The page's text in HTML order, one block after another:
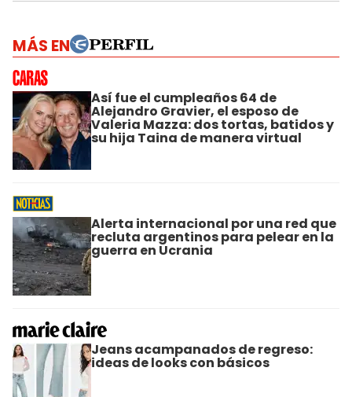
MÁS EN
Así fue el cumpleaños 64 de
Alejandro Gravier, el esposo de
Valeria Mazza: dos tortas, batidos y
su hija Taina de manera virtual
Alerta internacional por una red que
recluta argentinos para pelear en la
guerra en Ucrania
Jeans acampanados de regreso:
ideas de looks con básicos